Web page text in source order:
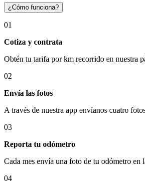
¿Cómo funciona?
01
Cotiza y contrata
Obtén tu tarifa por km recorrido en nuestra
02
Envía las fotos
A través de nuestra app envíanos cuatro
03
Reporta tu odómetro
Cada mes envía una foto de tu odómetro en
04